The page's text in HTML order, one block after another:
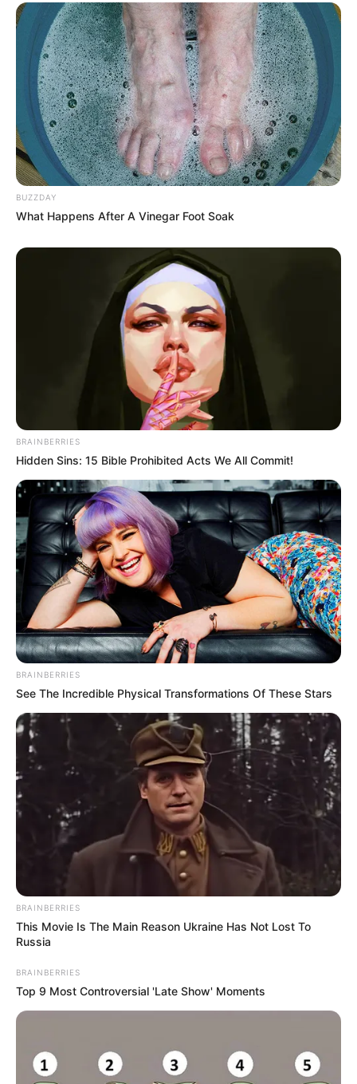
BUZZDAY
What Happens After A Vinegar Foot Soak
BRAINBERRIES
Hidden Sins: 15 Bible Prohibited Acts We All Commit!
BRAINBERRIES
See The Incredible Physical Transformations Of These Stars
BRAINBERRIES
This Movie Is The Main Reason Ukraine Has Not Lost To
Russia
BRAINBERRIES
Top 9 Most Controversial 'Late Show' Moments